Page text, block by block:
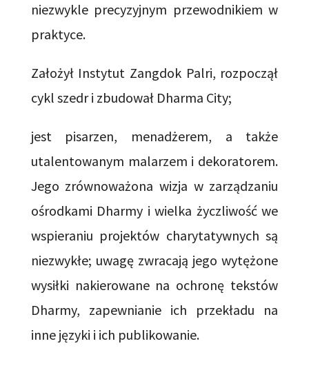
niezwykle precyzyjnym przewodnikiem w
praktyce.
Założył Instytut Zangdok Palri, rozpoczął
cykl szedr i zbudował Dharma City;
jest pisarzen, menadżerem, a także
utalentowanym malarzem i dekoratorem.
Jego zrównoważona wizja w zarządzaniu
ośrodkami Dharmy i wielka życzliwość we
wspieraniu projektów charytatywnych są
niezwykłe; uwagę zwracają jego wytężone
wysiłki nakierowane na ochronę tekstów
Dharmy, zapewnianie ich przekładu na
inne języki i ich publikowanie.